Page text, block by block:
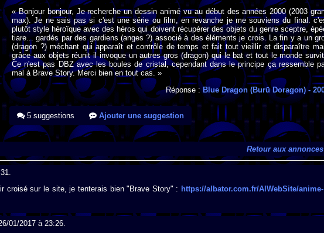
« Bonjour bonjour, Je recherche un dessin animé vu au début des années 2000 (2003
max). Je ne sais pas si c'est une série ou film, en revanche je me souviens du final.
plutôt style héroïque avec des héros qui doivent récupérer des objets du genre sceptre,
tiare... gardés par des gardiens (anges ?) associé à des éléments je crois. La fin y a un
(dragon ?) méchant qui apparaît et contrôle de temps et fait tout vieillir et disparaître
grâce aux objets réunit il invoque un autres gros (dragon) qui le bat et tout le monde
Ce n'est pas DBZ avec les boules de cristal, cependant dans le principe ça ressemble
mal à Brave Story. Merci bien en tout cas. »
Réponse : Blue Dragon (Burū Doragon)-
5 suggestions Ajouter une suggestion
Retour aux annonces
croisé sur le site, je tenterais bien "Brave Story" : https://albator.com.fr/AlWebSite/anime-
01/2017 à 23:26.